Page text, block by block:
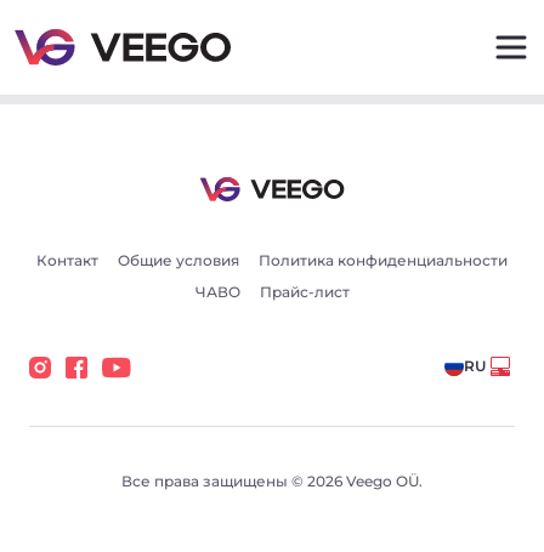
Контакт Общие условия
Политика конфиденциальности
ЧАВО
Прайс-лист
RU
Все права защищены © 2026 Veego OÜ.